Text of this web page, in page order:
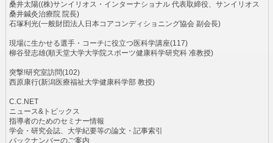
桑井太陽((株)サンイリオス・インターナショナル 代表取締役、サンイリオス
桑井鍼灸治療院 院長)
石塚利光(一般財団法人日本コアコンディショニング協会 副会長)
現場に生かせる選手・コーチに役立つ医科学講座(117)
柳谷登志雄(順天堂大学大学院スポーツ健康科学研究科 准教授)
突撃!研究室訪問(102)
西原康行(新潟医療福祉大学健康科学部 教授)
C.C.NET
ニュース&トピックス
指導者のためのセミナー情報
学会・研究会誌、大学紀要等の論文・記事索引
バックナンバーのご案内